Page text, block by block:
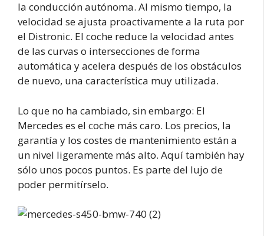
la conducción autónoma. Al mismo tiempo, la
velocidad se ajusta proactivamente a la ruta por
el Distronic. El coche reduce la velocidad antes
de las curvas o intersecciones de forma
automática y acelera después de los obstáculos
de nuevo, una característica muy utilizada.
Lo que no ha cambiado, sin embargo: El
Mercedes es el coche más caro. Los precios, la
garantía y los costes de mantenimiento están a
un nivel ligeramente más alto. Aquí también hay
sólo unos pocos puntos. Es parte del lujo de
poder permitírselo.